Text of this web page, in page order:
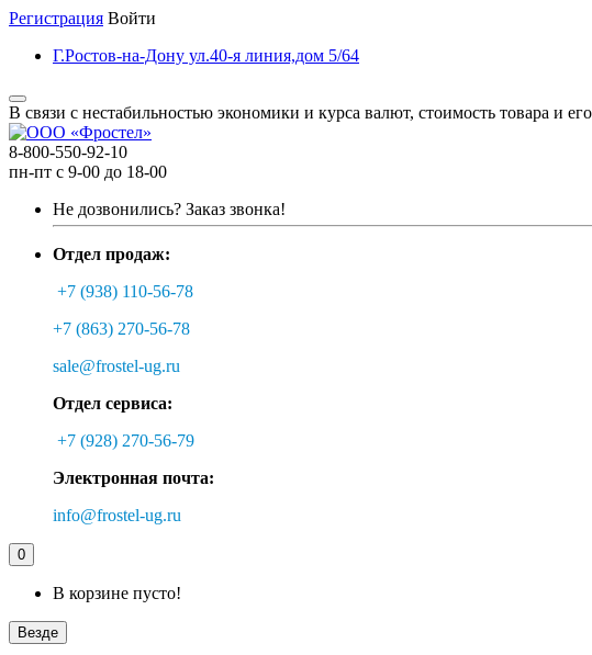
Регистрация Войти
Г.Ростов-на-Дону ул.40-я линия,дом 5/64
В связи с нестабильностью экономики и курса валют, стоимость товара и
8-800-550-92-10
пн-пт с 9-00 до 18-00
Не дозвонились? Заказ звонка!
Отдел продаж:
+7 (938) 110-56-78
+7 (863) 270-56-78
sale@frostel-ug.ru
Отдел сервиса:
+7 (928) 270-56-79
Электронная почта:
info@frostel-ug.ru
0
В корзине пусто!
Везде